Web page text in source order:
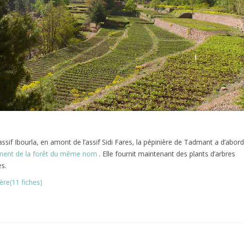
Ibourla, en amont de l’assif Sidi Fares, la pépinière de Tadmant a d’abord
de la forêt du même nom . Elle fournit maintenant des plants d’arbres
fiches)